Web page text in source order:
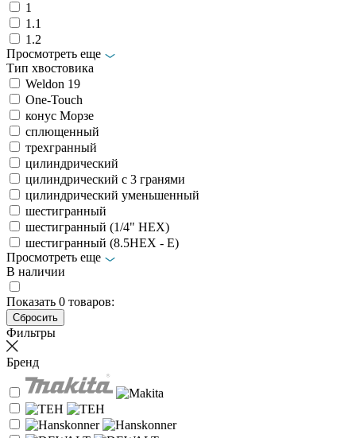
1
1.1
1.2
Просмотреть еще
Тип хвостовика
Weldon 19
Оne-Touch
конус Морзе
сплющенный
трехгранный
цилиндрический
цилиндрический с 3 гранями
цилиндрический уменьшенный
шестигранный
шестигранный (1/4" HEX)
шестигранный (8.5HEX - E)
Просмотреть еще
В наличии
Показать 0 товаров:
Фильтры
Бренд